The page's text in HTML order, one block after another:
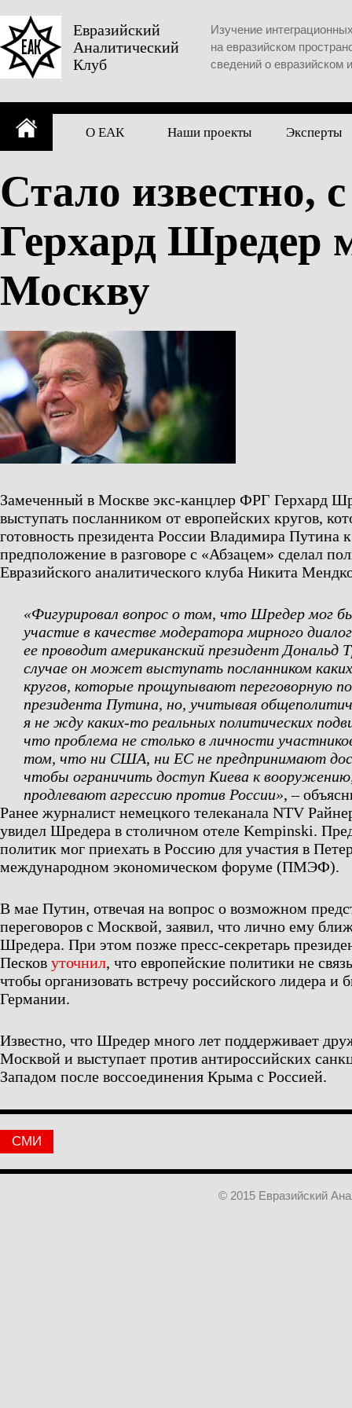
to
content
Евразийский
Аналитический
Клуб
Изучение
на евразийском
сведений о евразийском
О ЕАК Наши проекты Эксперты
Стало известно,
Герхард Шредер
Москву
Замеченный в Москве экс-канцлер ФРГ Герхард
выступать посланником от европейских кругов,
готовность президента России Владимира Путина
предположение в разговоре с «Абзацем» сделал
Евразийского аналитического клуба Никита
«Фигурировал вопрос о том, что Шредер мог
участие в качестве модератора мирного
ее проводит американский президент Дональд
случае он может выступать посланником
кругов, которые прощупывают переговорную
президента Путина, но, учитывая
я не жду каких-то реальных политических
что проблема не столько в личности
том, что ни США, ни ЕС не предпринимают
чтобы ограничить доступ Киева к
продлевают агрессию против России», –
Ранее журналист немецкого телеканала NTV
увидел Шредера в столичном отеле Kempinski.
политик мог приехать в Россию для участия в
международном экономическом форуме (ПМЭФ).
В мае Путин, отвечая на вопрос о возможном
переговоров с Москвой, заявил, что лично ему
Шредера. При этом позже пресс-секретарь
Песков уточнил, что европейские политики не
чтобы организовать встречу российского лидера и
Германии.
Известно, что Шредер много лет поддерживает
Москвой и выступает против антироссийских
Западом после воссоединения Крыма с Россией.
СМИ
© 2015 Евразийский